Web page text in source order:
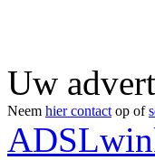
Uw
Neem hier contact op of